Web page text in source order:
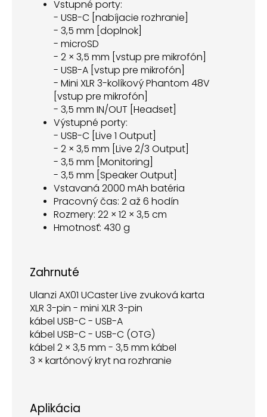
Vstupné porty:
- USB-C [nabíjacie rozhranie]
- 3,5 mm [doplnok]
- microSD
- 2 × 3,5 mm [vstup pre mikrofón]
- USB-A [vstup pre mikrofón]
- Mini XLR 3-kolíkový Phantom 48V
[vstup pre mikrofón]
- 3,5 mm IN/OUT [Headset]
Výstupné porty:
- USB-C [Live 1 Output]
- 2 × 3,5 mm [Live 2/3 Output]
- 3,5 mm [Monitoring]
- 3,5 mm [Speaker Output]
Vstavaná 2000 mAh batéria
Pracovný čas: 2 až 6 hodín
Rozmery: 22 × 12 × 3,5 cm
Hmotnosť: 430 g
Zahrnuté
Ulanzi AX01 UCaster Live zvuková karta
XLR 3-pin - mini XLR 3-pin
kábel USB-C - USB-A
kábel USB-C - USB-C (OTG)
kábel 2 × 3,5 mm - 3,5 mm kábel
3 × kartónový kryt na rozhranie
Aplikácia